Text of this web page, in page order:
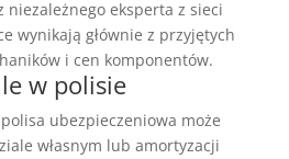
niezależnego eksperta z sieci
wynikają głównie z przyjętych
i cen komponentów.
w polisie
ubezpieczeniowa może
własnym lub amortyzacji